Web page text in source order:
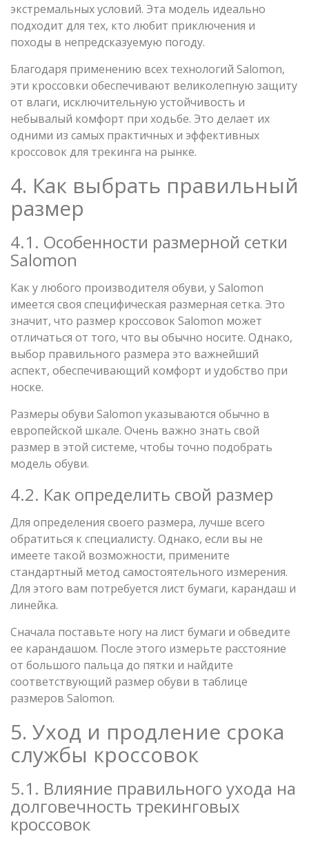
экстремальных условий. Эта модель идеально
подходит для тех, кто любит приключения и
походы в непредсказуемую погоду.
Благодаря применению всех технологий Salomon,
эти кроссовки обеспечивают великолепную защиту
от влаги, исключительную устойчивость и
небывалый комфорт при ходьбе. Это делает их
одними из самых практичных и эффективных
кроссовок для трекинга на рынке.
4. Как выбрать правильный
размер
4.1. Особенности размерной сетки
Salomon
Как у любого производителя обуви, у Salomon
имеется своя специфическая размерная сетка. Это
значит, что размер кроссовок Salomon может
отличаться от того, что вы обычно носите. Однако,
выбор правильного размера это важнейший
аспект, обеспечивающий комфорт и удобство при
носке.
Размеры обуви Salomon указываются обычно в
европейской шкале. Очень важно знать свой
размер в этой системе, чтобы точно подобрать
модель обуви.
4.2. Как определить свой размер
Для определения своего размера, лучше всего
обратиться к специалисту. Однако, если вы не
имеете такой возможности, примените
стандартный метод самостоятельного измерения.
Для этого вам потребуется лист бумаги, карандаш и
линейка.
Сначала поставьте ногу на лист бумаги и обведите
ее карандашом. После этого измерьте расстояние
от большого пальца до пятки и найдите
соответствующий размер обуви в таблице
размеров Salomon.
5. Уход и продление срока
службы кроссовок
5.1. Влияние правильного ухода на
долговечность трекинговых
кроссовок